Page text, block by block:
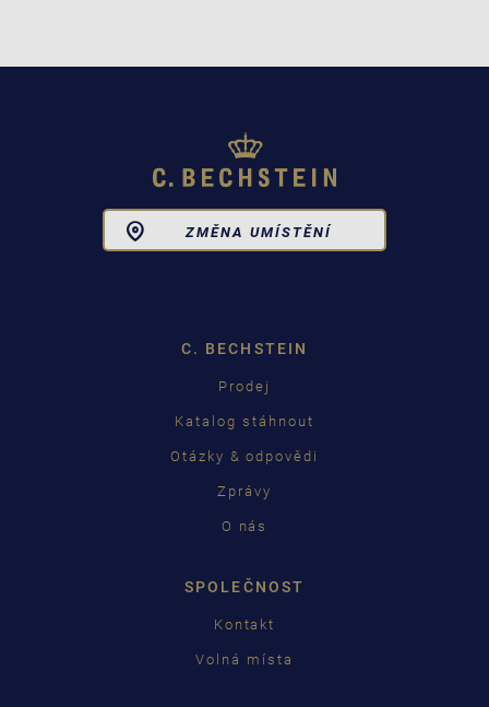
ZMĚNA UMÍSTĚNÍ
C. BECHSTEIN
Prodej
Katalog stáhnout
Otázky & odpovědi
Zprávy
O nás
SPOLEČNOST
Kontakt
Volná místa